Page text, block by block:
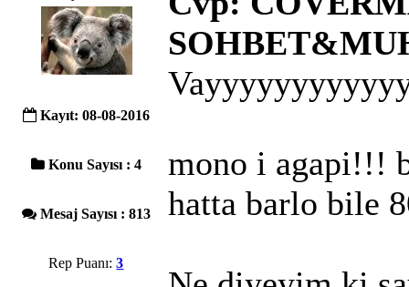
Kayıt: 08-08-2016
Konu Sayısı : 4
Mesaj Sayısı : 813
Rep Puanı:3
mono i agapi!!!
hatta barlo bile